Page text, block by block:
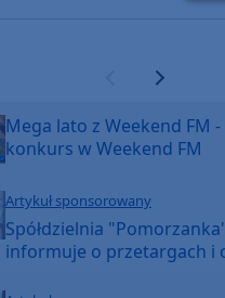
Poprzednia
Mega lato z Weekend FM
konkurs w Weekend FM
Artykuł sponsorowany
Spółdzielnia
informuje o przetargach i